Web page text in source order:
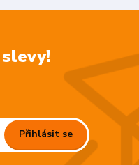
Přihlásit se